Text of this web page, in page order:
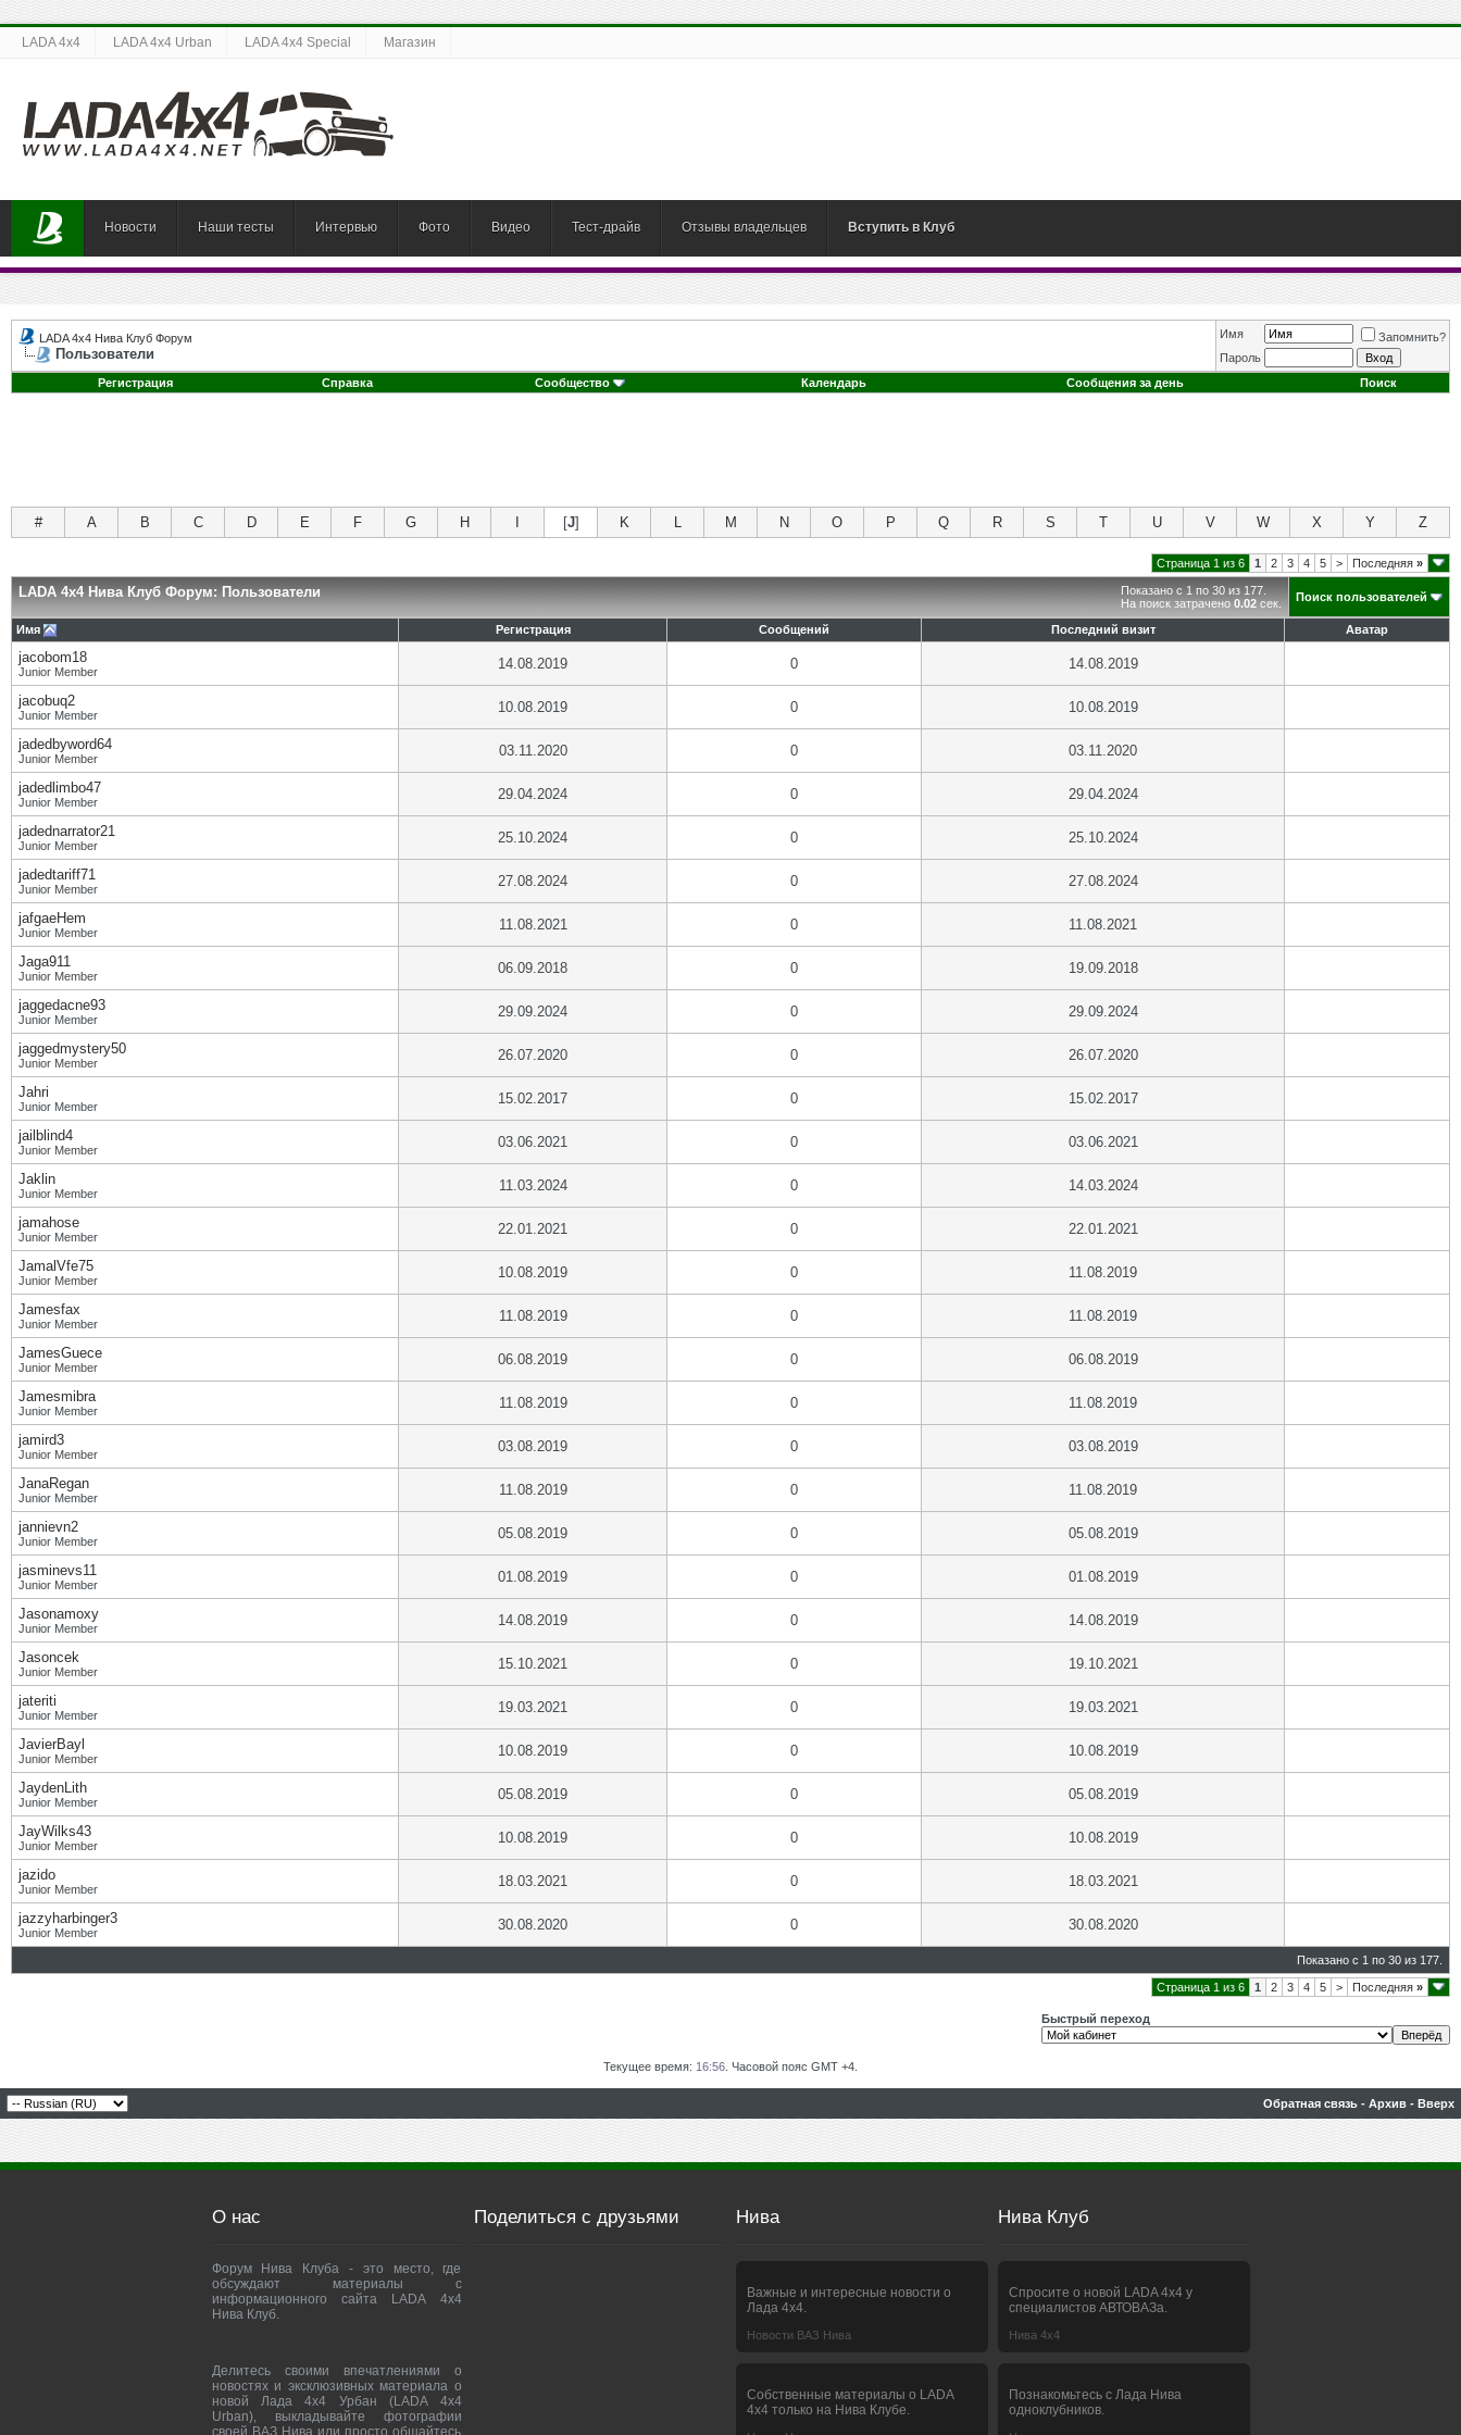
LADA 4x4 LADA 4x4 Urban LADA 4x4 Special Магазин
Новости Наши тесты Интервью Фото Видео Тест-драйв Отзывы владельцев Вступить в Клуб
LADA 4x4 Нива Клуб Форум
Пользователи
Имя
Запомнить?
Пароль
Регистрация
Справка Сообщество Календарь Сообщения за день Поиск
# A B C D E F G H [J] K L M N O P Q R S T U V W X Y Z
Страница 1 из 6 1 2 3 4 5 > Последняя »
Показано с 1 по 30 из 177.
На поиск затрачено 0.02 сек.
LADA 4x4 Нива Клуб Форум: Пользователи Поиск пользователей
Имя Регистрация Сообщений Последний визит Аватар
jacobom18
Junior Member 14.08.2019 0 14.08.2019
jacobuq2
Junior Member 10.08.2019 0 10.08.2019
jadedbyword64
Junior Member 03.11.2020 0 03.11.2020
jadedlimbo47
Junior Member 29.04.2024 0 29.04.2024
jadednarrator21
Junior Member 25.10.2024 0 25.10.2024
jadedtariff71
Junior Member 27.08.2024 0 27.08.2024
jafgaeHem
Junior Member 11.08.2021 0 11.08.2021
Jaga911
Junior Member 06.09.2018 0 19.09.2018
jaggedacne93
Junior Member 29.09.2024 0 29.09.2024
jaggedmystery50
Junior Member 26.07.2020 0 26.07.2020
Jahri
Junior Member 15.02.2017 0 15.02.2017
jailblind4
Junior Member 03.06.2021 0 03.06.2021
Jaklin
Junior Member 11.03.2024 0 14.03.2024
jamahose
Junior Member 22.01.2021 0 22.01.2021
JamalVfe75
Junior Member 10.08.2019 0 11.08.2019
Jamesfax
Junior Member 11.08.2019 0 11.08.2019
JamesGuece
Junior Member 06.08.2019 0 06.08.2019
Jamesmibra
Junior Member 11.08.2019 0 11.08.2019
jamird3
Junior Member 03.08.2019 0 03.08.2019
JanaRegan
Junior Member 11.08.2019 0 11.08.2019
jannievn2
Junior Member 05.08.2019 0 05.08.2019
jasminevs11
Junior Member 01.08.2019 0 01.08.2019
Jasonamoxy
Junior Member 14.08.2019 0 14.08.2019
Jasoncek
Junior Member 15.10.2021 0 19.10.2021
jateriti
Junior Member 19.03.2021 0 19.03.2021
JavierBayl
Junior Member 10.08.2019 0 10.08.2019
JaydenLith
Junior Member 05.08.2019 0 05.08.2019
JayWilks43
Junior Member 10.08.2019 0 10.08.2019
jazido
Junior Member 18.03.2021 0 18.03.2021
jazzyharbinger3
Junior Member 30.08.2020 0 30.08.2020
Показано с 1 по 30 из 177.
Страница 1 из 6 1 2 3 4 5 > Последняя »
Быстрый переход
Текущее время: 16:56 . Часовой пояс GMT +4.
Обратная связь - Архив - Вверх
О нас
Форум Нива Клуба - это место, где
обсуждают материалы с
информационного сайта LADA 4x4
Нива Клуб.
Делитесь своими впечатлениями о
новостях и эксклюзивных материала о
новой Лада 4х4 Урбан (LADA 4x4
Urban), выкладывайте фотографии
своей ВАЗ Нива или просто общайтесь
Поделиться с друзьями Нива
Важные и интересные новости о
Лада 4х4.
Новости ВАЗ Нива
Собственные материалы о LADA
4x4 только на Нива Клубе.
Нива Клуб
Спросите о новой LADA 4x4 у
специалистов АВТОВАЗа.
Нива 4х4
Познакомьтесь с Лада Нива
одноклубников.